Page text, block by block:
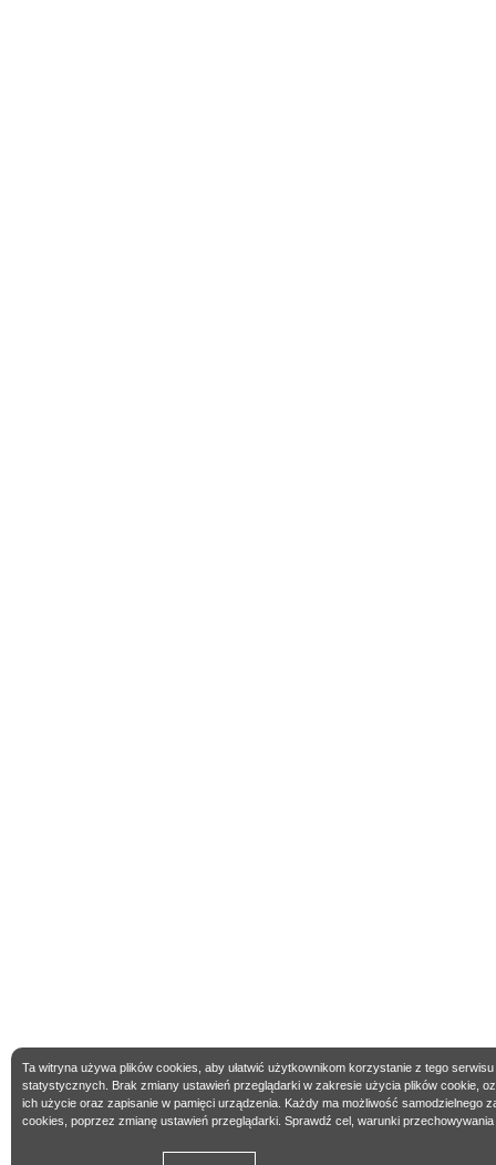
Ta witryna używa plików cookies, aby ułatwić użytkownikom korzystanie z tego
statystycznych. Brak zmiany ustawień przeglądarki w zakresie użycia plików cookie,
ich użycie oraz zapisanie w pamięci urządzenia. Każdy ma możliwość samodzielnego
cookies, poprzez zmianę ustawień przeglądarki. Sprawdź cel, warunki